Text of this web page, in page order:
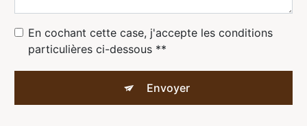
En cochant cette case, j'accepte les conditions
particulières ci-dessous **
Envoyer